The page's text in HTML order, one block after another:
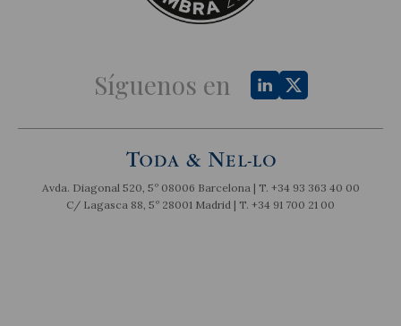
Síguenos en
Avda. Diagonal 520, 5º 08006 Barcelona | T. +34 93 363 40 00
C/ Lagasca 88, 5º 28001 Madrid | T. +34 91 700 21 00